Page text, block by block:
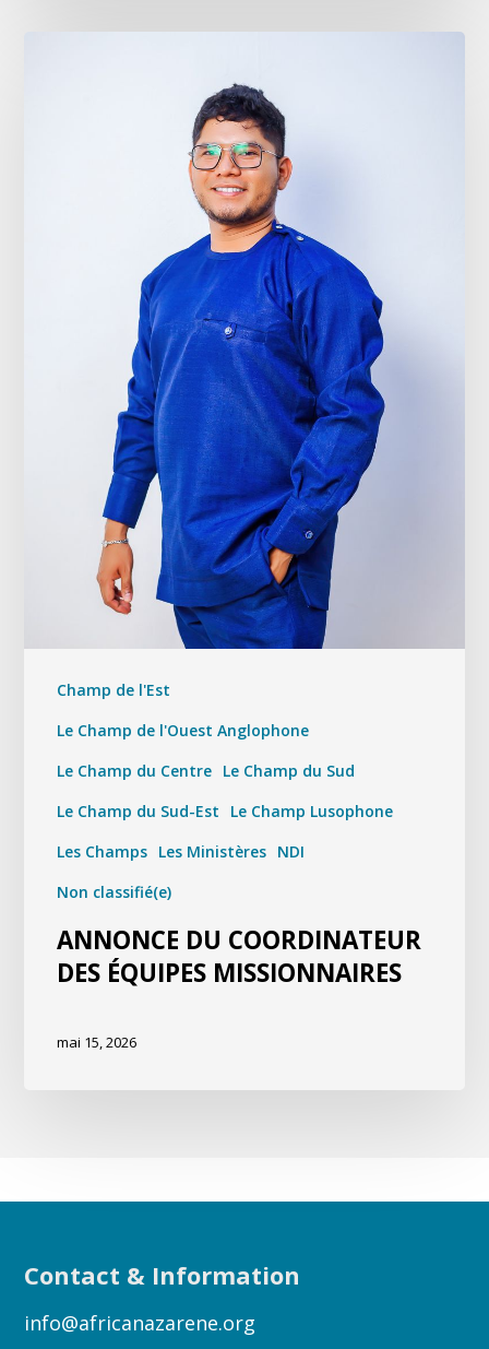
Champ de l'Est
Le Champ de l'Ouest Anglophone
Le Champ du Centre Le Champ du Sud
Le Champ du Sud-Est
Le Champ Lusophone
Les Champs Les Ministères NDI
Non classifié(e)
ANNONCE DU COORDINATEUR
DES ÉQUIPES MISSIONNAIRES
mai 15, 2026
Contact & Information
info@africanazarene.org